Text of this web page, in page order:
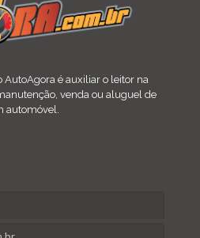
AutoAgora é auxiliar o leitor na
venda ou aluguel de
automóvel.